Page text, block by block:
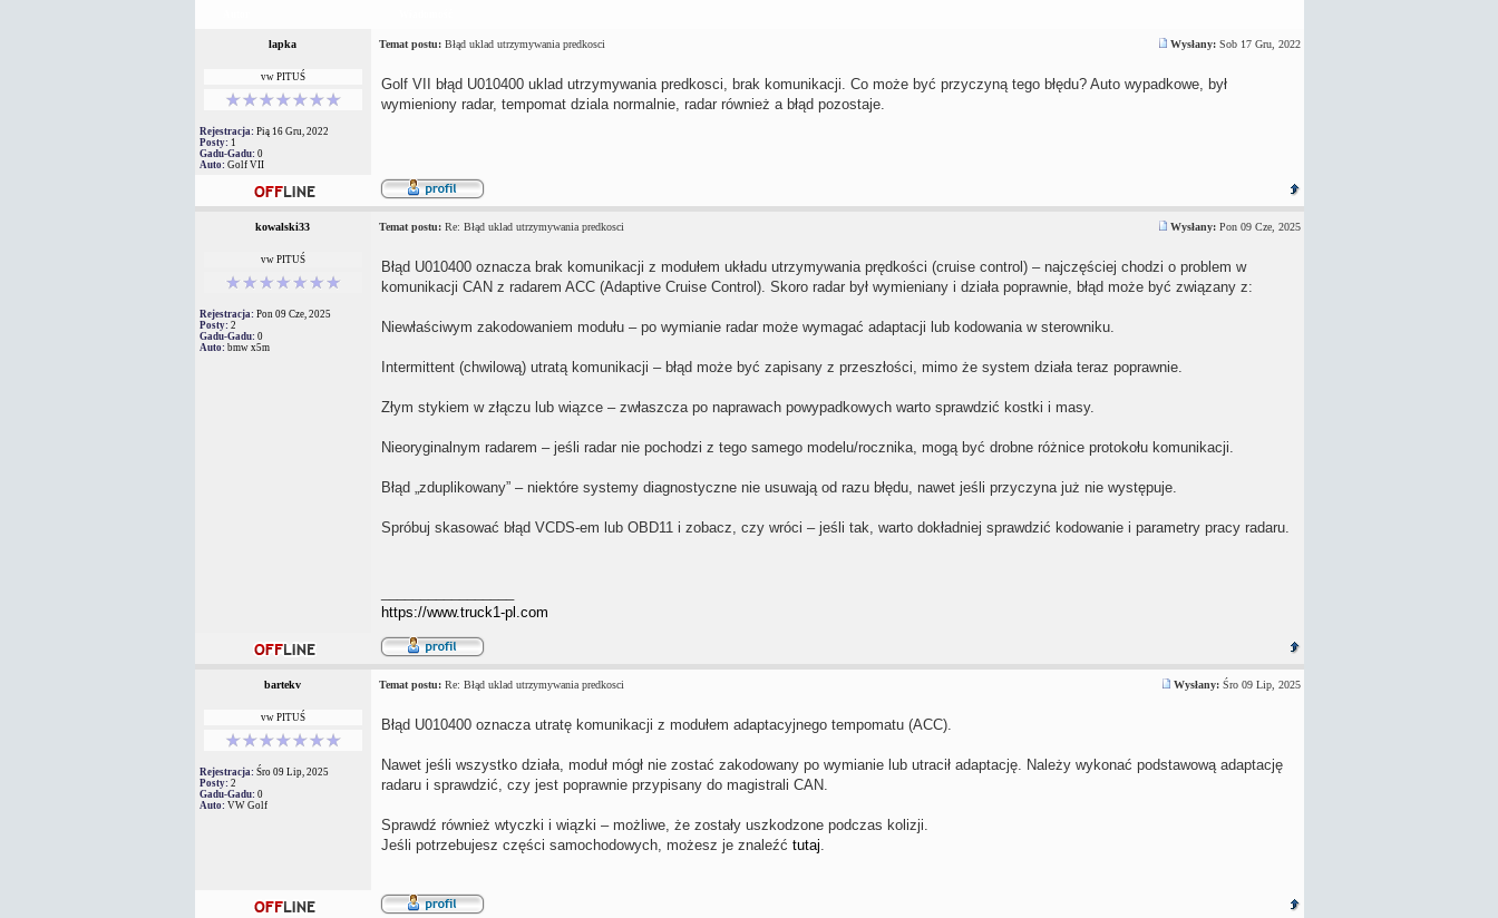
lapka Temat postu:Błąd uklad utrzymywania predkosci Wysłany:Sob 17 Gru, 2022
vw PITUŚ
Rejestracja: Pią 16 Gru, 2022
Posty: 1
Gadu-Gadu: 0
Auto: Golf VII
Golf VII błąd U010400 uklad utrzymywania predkosci, brak komunikacji. Co może być przyczyną tego błędu? Auto wypadkowe, był
wymieniony radar, tempomat dziala normalnie, radar również a błąd pozostaje.
kowalski33 Temat postu:Re: Błąd uklad utrzymywania predkosci Wysłany:Pon 09 Cze, 2025
vw PITUŚ
Rejestracja: Pon 09 Cze, 2025
Posty: 2
Gadu-Gadu: 0
Auto: bmw x5m
Błąd U010400 oznacza brak komunikacji z modułem układu utrzymywania prędkości (cruise control) – najczęściej chodzi o problem w
komunikacji CAN z radarem ACC (Adaptive Cruise Control). Skoro radar był wymieniany i działa poprawnie, błąd może być związany z:
Niewłaściwym zakodowaniem modułu – po wymianie radar może wymagać adaptacji lub kodowania w sterowniku.
Intermittent (chwilową) utratą komunikacji – błąd może być zapisany z przeszłości, mimo że system działa teraz poprawnie.
Złym stykiem w złączu lub wiązce – zwłaszcza po naprawach powypadkowych warto sprawdzić kostki i masy.
Nieoryginalnym radarem – jeśli radar nie pochodzi z tego samego modelu/rocznika, mogą być drobne różnice protokołu komunikacji.
Błąd „zduplikowany” – niektóre systemy diagnostyczne nie usuwają od razu błędu, nawet jeśli przyczyna już nie występuje.
Spróbuj skasować błąd VCDS-em lub OBD11 i zobacz, czy wróci – jeśli tak, warto dokładniej sprawdzić kodowanie i parametry pracy radaru.
https://www.truck1-pl.com
bartekv Temat postu:Re: Błąd uklad utrzymywania predkosci Wysłany:Śro 09 Lip, 2025
vw PITUŚ
Rejestracja: Śro 09 Lip, 2025
Posty: 2
Gadu-Gadu: 0
Auto: VW Golf
Błąd U010400 oznacza utratę komunikacji z modułem adaptacyjnego tempomatu (ACC).
Nawet jeśli wszystko działa, moduł mógł nie zostać zakodowany po wymianie lub utracił adaptację. Należy wykonać podstawową adaptację
radaru i sprawdzić, czy jest poprawnie przypisany do magistrali CAN.
Sprawdź również wtyczki i wiązki – możliwe, że zostały uszkodzone podczas kolizji.
Jeśli potrzebujesz części samochodowych, możesz je znaleźć tutaj